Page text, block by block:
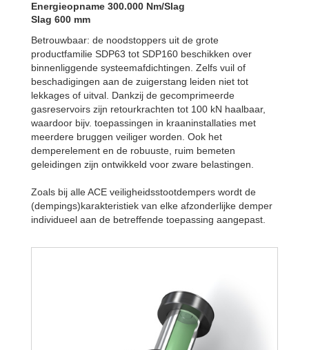
SDP160EU-R
Energieopname 300.000 Nm/Slag
Slag 600 mm
Betrouwbaar: de noodstoppers uit de grote
productfamilie SDP63 tot SDP160 beschikken over
binnenliggende systeemafdichtingen. Zelfs vuil of
beschadigingen aan de zuigerstang leiden niet tot
lekkages of uitval. Dankzij de gecomprimeerde
gasreservoirs zijn retourkrachten tot 100 kN haalbaar,
waardoor bijv. toepassingen in kraaninstallaties met
meerdere bruggen veiliger worden. Ook het
demperelement en de robuuste, ruim bemeten
geleidingen zijn ontwikkeld voor zware belastingen.
Zoals bij alle ACE veiligheidsstootdempers wordt de
(dempings)karakteristiek van elke afzonderlijke demper
individueel aan de betreffende toepassing aangepast.